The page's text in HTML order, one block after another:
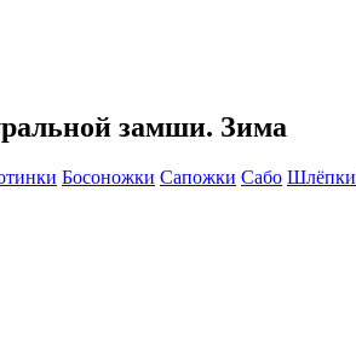
замши. Зима
Босоножки Сапожки Сабо Шлёпки